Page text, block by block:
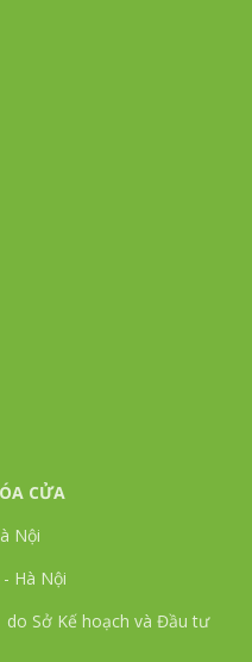
CỬA
Nội
Hà Nội
do Sở Kế hoạch và Đầu tư